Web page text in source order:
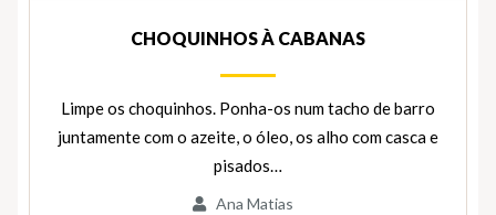
CHOQUINHOS À CABANAS
Limpe os choquinhos. Ponha-os num tacho de barro
juntamente com o azeite, o óleo, os alho com casca e
pisados…
Ana Matias